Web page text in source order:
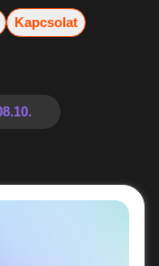
Kapcsolat